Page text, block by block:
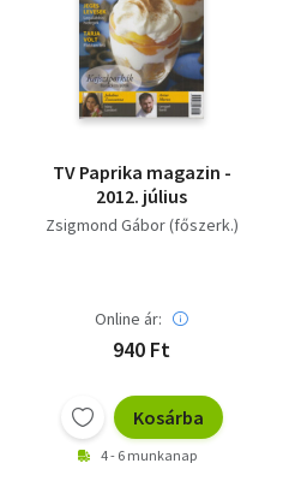
TV Paprika magazin -
2012. július
Zsigmond Gábor (főszerk.)
Online ár:
940 Ft
Kosárba
4 - 6 munkanap